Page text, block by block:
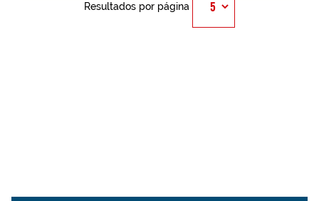
Resultados por página